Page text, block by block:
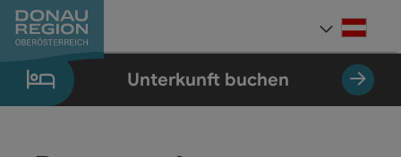
Zum Inhalt
Zur Navigation
Zum Seitenanfang
Zur Kontaktseite
Zum Impressum
Zur Startseite
Unterkunft buchen